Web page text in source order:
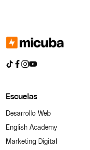
Escuelas
Desarrollo Web
English Academy
Marketing Digital